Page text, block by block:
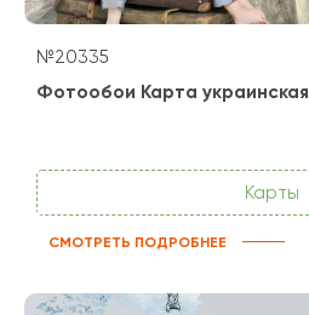
№20335
Фотообои Карта украинская
Карты
СМОТРЕТЬ ПОДРОБНЕЕ